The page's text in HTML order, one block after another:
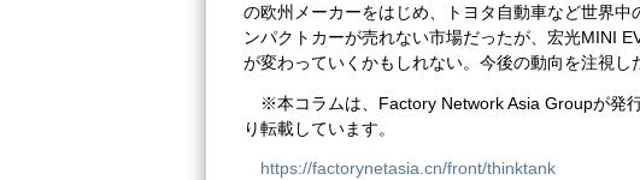
の欧州メーカーをはじめ、トヨタ自動車など世界
ンパクトカーが売れない市場だったが、宏光MINI
が変わっていくかもしれない。今後の動向を注視し
※本コラムは、Factory Network Asia Groupが発
り転載しています。
https://factorynetasia.cn/front/thinktank